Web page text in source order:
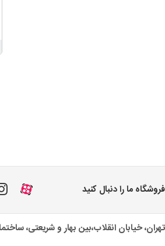
فروشگاه ما را دنبال کنید
تهران، خیابان انقلاب،بین بهار و شریعتی، ساختمان آریان،